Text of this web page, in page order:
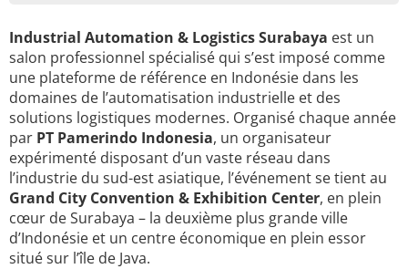
Industrial Automation & Logistics Surabaya est un
salon professionnel spécialisé qui s’est imposé comme
une plateforme de référence en Indonésie dans les
domaines de l’automatisation industrielle et des
solutions logistiques modernes. Organisé chaque année
par PT Pamerindo Indonesia, un organisateur
expérimenté disposant d’un vaste réseau dans
l’industrie du sud-est asiatique, l’événement se tient au
Grand City Convention & Exhibition Center, en plein
cœur de Surabaya – la deuxième plus grande ville
d’Indonésie et un centre économique en plein essor
situé sur l’île de Java.